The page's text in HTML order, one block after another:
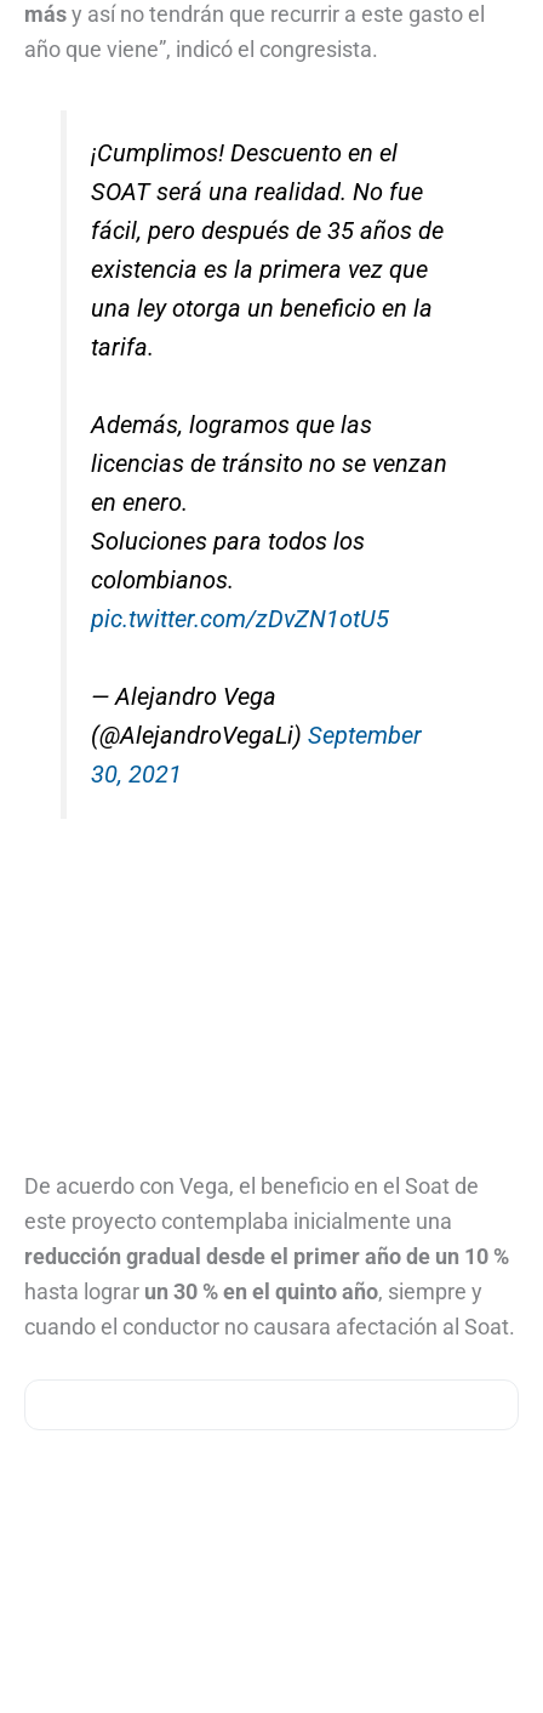
másy así no tendrán que recurrir a este gasto el
año que viene”, indicó el congresista.
¡Cumplimos! Descuento en el
SOAT será una realidad. No fue
fácil, pero después de 35 años de
existencia es la primera vez que
una ley otorga un beneficio en la
tarifa.
Además, logramos que las
licencias de tránsito no se venzan
en enero.
Soluciones para todos los
colombianos.
pic.twitter.com/zDvZN1otU5
— Alejandro Vega
(@AlejandroVegaLi) September
30, 2021
De acuerdo con Vega, el beneficio en el Soat de
este proyecto contemplaba inicialmente una
reducción gradual desde el primer año de un 10 %
hasta lograr un 30 % en el quinto año, siempre y
cuando el conductor no causara afectación al Soat.